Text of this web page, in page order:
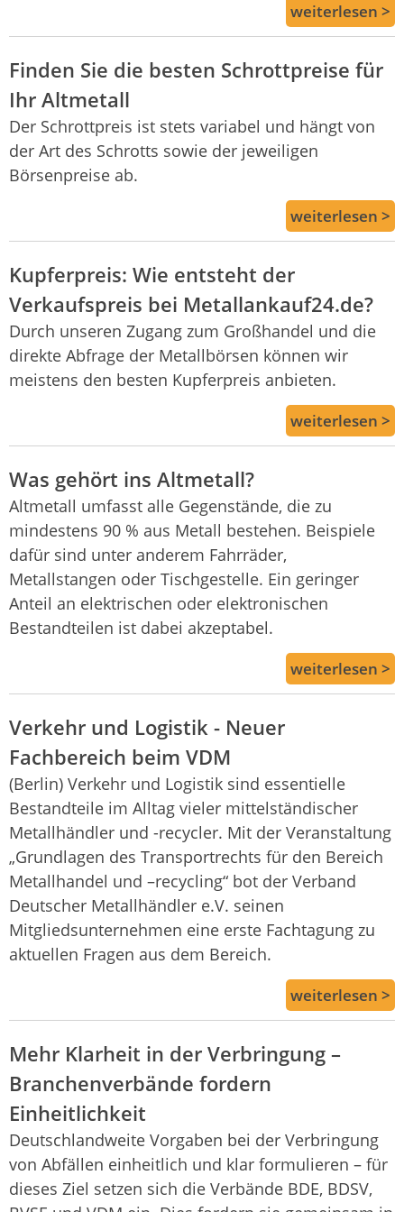
weiterlesen >
Finden Sie die besten Schrottpreise für
Ihr Altmetall
Der Schrottpreis ist stets variabel und hängt von
der Art des Schrotts sowie der jeweiligen
Börsenpreise ab.
weiterlesen >
Kupferpreis: Wie entsteht der
Verkaufspreis bei Metallankauf24.de?
Durch unseren Zugang zum Großhandel und die
direkte Abfrage der Metallbörsen können wir
meistens den besten Kupferpreis anbieten.
weiterlesen >
Was gehört ins Altmetall?
Altmetall umfasst alle Gegenstände, die zu
mindestens 90 % aus Metall bestehen. Beispiele
dafür sind unter anderem Fahrräder,
Metallstangen oder Tischgestelle. Ein geringer
Anteil an elektrischen oder elektronischen
Bestandteilen ist dabei akzeptabel.
weiterlesen >
Verkehr und Logistik - Neuer
Fachbereich beim VDM
(Berlin) Verkehr und Logistik sind essentielle
Bestandteile im Alltag vieler mittelständischer
Metallhändler und -recycler. Mit der Veranstaltung
„Grundlagen des Transportrechts für den Bereich
Metallhandel und –recycling“ bot der Verband
Deutscher Metallhändler e.V. seinen
Mitgliedsunternehmen eine erste Fachtagung zu
aktuellen Fragen aus dem Bereich.
weiterlesen >
Mehr Klarheit in der Verbringung –
Branchenverbände fordern
Einheitlichkeit
Deutschlandweite Vorgaben bei der Verbringung
von Abfällen einheitlich und klar formulieren – für
dieses Ziel setzen sich die Verbände BDE, BDSV,